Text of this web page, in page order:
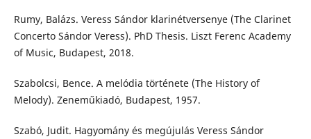
Rumy, Balázs. Veress Sándor klarinétversenye (The Clarinet
Concerto Sándor Veress). PhD Thesis. Liszt Ferenc Academy
of Music, Budapest, 2018.
Szabolcsi, Bence. A melódia története (The History of
Melody). Zeneműkiadó, Budapest, 1957.
Szabó, Judit. Hagyomány és megújulás Veress Sándor